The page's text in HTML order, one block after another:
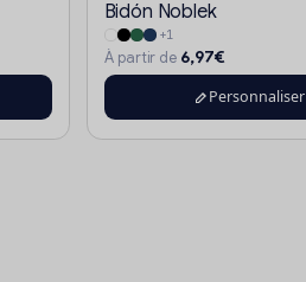
Bidón Noblek
+1
À partir de 6,97€
Personnaliser